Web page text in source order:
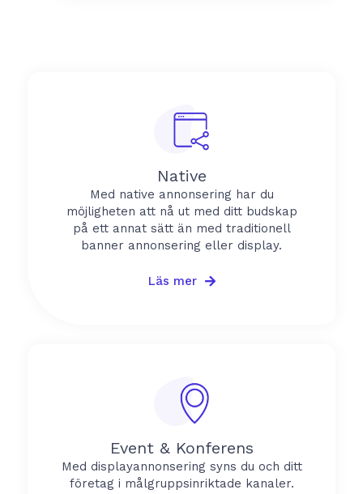
Native
Med native annonsering har du
möjligheten att nå ut med ditt budskap
på ett annat sätt än med traditionell
banner annonsering eller display.
Läs mer
Event & Konferens
Med displayannonsering syns du och ditt
företag i målgruppsinriktade kanaler.